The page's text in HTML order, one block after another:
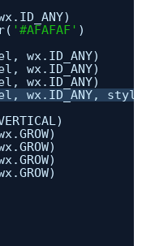
'#AFAFAF' )
wx.ID_ANY)
wx.ID_ANY)
wx.ID_ANY)
wx.ID_ANY,